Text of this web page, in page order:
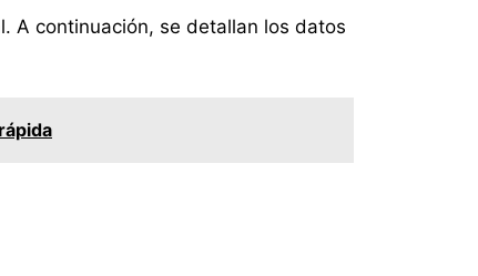
A continuación, se detallan los datos